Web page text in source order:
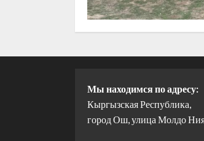
Мы находимся по адресу:
Кыргызская Республика,
город Ош, улица Молдо